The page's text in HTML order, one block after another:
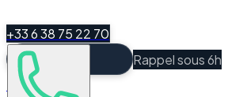
+33 6 38 75 22 70
Rappel sous 6h
Espace Client